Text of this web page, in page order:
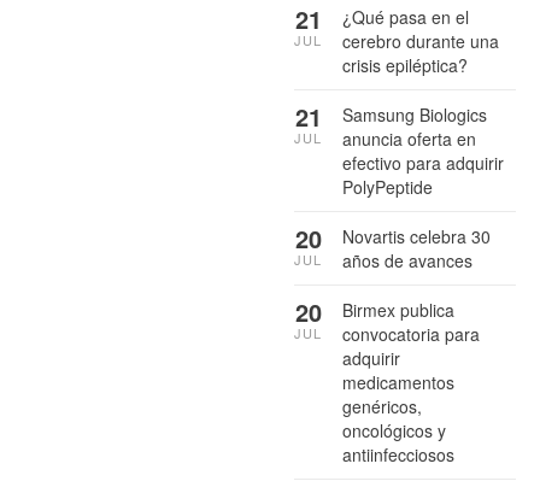
¿Qué pasa en el
cerebro durante una
crisis epiléptica?
21
JUL
Samsung Biologics
anuncia oferta en
efectivo para adquirir
PolyPeptide
21
JUL
Novartis celebra 30
años de avances
20
JUL
Birmex publica
convocatoria para
adquirir
medicamentos
genéricos,
oncológicos y
antiinfecciosos
20
JUL